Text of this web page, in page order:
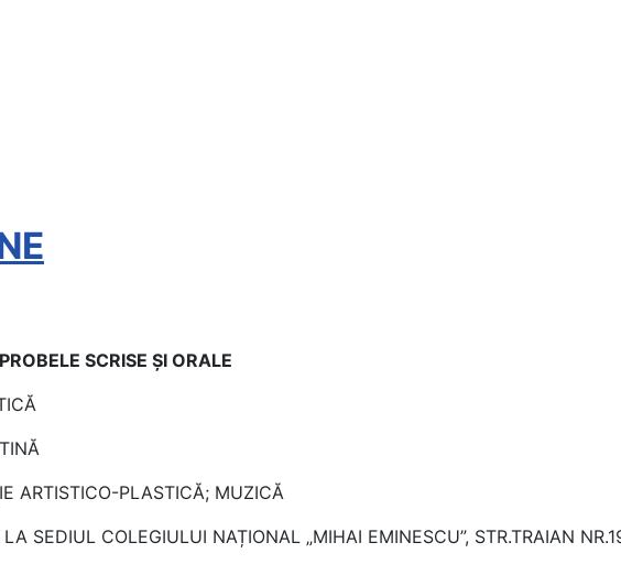
SCRISE ȘI ORALE
PLASTICĂ; MUZICĂ
SEDIUL COLEGIULUI NAȚIONAL „MIHAI EMINESCU”, STR.TRAIAN